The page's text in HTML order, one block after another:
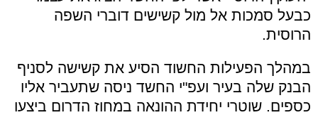
כבעל סמכות אל מול קשישים דוברי השפה
הרוסית.
במהלך הפעילות החשוד הסיע את קשישה לסניף
הבנק שלה בעיר ועפ"י החשד ניסה שתעביר אליו
כספים. שוטרי יחידת ההונאה במחוז הדרום ביצעו